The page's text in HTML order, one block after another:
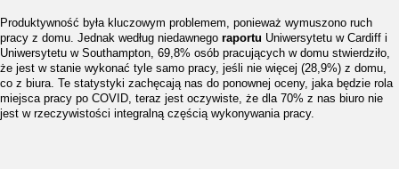
Produktywność była kluczowym problemem, ponieważ wymuszono ruch
pracy z domu. Jednak według niedawnego raportu Uniwersytetu w Cardiff i
Uniwersytetu w Southampton, 69,8% osób pracujących w domu stwierdziło,
że jest w stanie wykonać tyle samo pracy, jeśli nie więcej (28,9%) z domu,
co z biura. Te statystyki zachęcają nas do ponownej oceny, jaka będzie rola
miejsca pracy po COVID, teraz jest oczywiste, że dla 70% z nas biuro nie
jest w rzeczywistości integralną częścią wykonywania pracy.